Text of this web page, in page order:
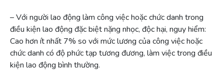
– Với người lao động làm công việc hoặc chức danh trong
điều kiện lao động đặc biệt nặng nhọc, độc hại, nguy hiểm:
Cao hơn ít nhất 7% so với mức lương của công việc hoặc
chức danh có độ phức tạp tương đương, làm việc trong điều
kiện lao động bình thường.